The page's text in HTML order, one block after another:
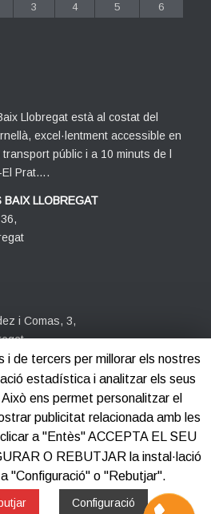
3 4 5 6
Llobregat està al costat del
excel·lentment accessible en
públic i a 10 minuts de l
El Prat….
BAIX LLOBREGAT
i Comas, 3,
PROCORNELLÀ
i de tercers per millorar els nostres
estadística i analitzar els seus
ens permet personalitzar el
publicitat relacionada amb les
a "Entès" ACCEPTA EL SEU
O REBUTJAR la instal·lació
"Configuració" o "Rebutjar".
Configuració